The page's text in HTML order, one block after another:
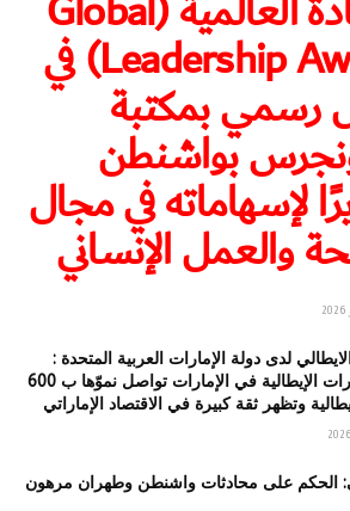
Leadership Award) في
رسمي بمكتبة
بواشنطن
لإسهاماته في مجال
والعمل الإنساني
لدى دولة الإمارات العربية المتحدة :
الاستثمارات الإيطالية في الإمارات تواصل نموّها ب 600
وتظهر ثقة كبيرة في الاقتصاد الإماراتي
الحكم على محادثات واشنطن وطهران مرهون